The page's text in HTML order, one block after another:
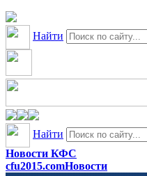
Найти
Найти
Новости КФС
cfu2015.comНовости